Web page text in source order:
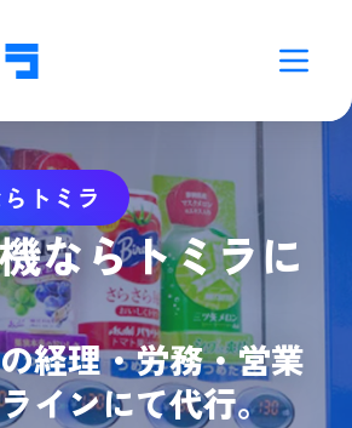
トミラ
ならトミラに
経理・労務・営業
インにて代行。